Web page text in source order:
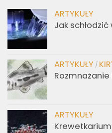
ARTYKUŁY
Jak
ARTYKUŁY /
ARTYKUŁY